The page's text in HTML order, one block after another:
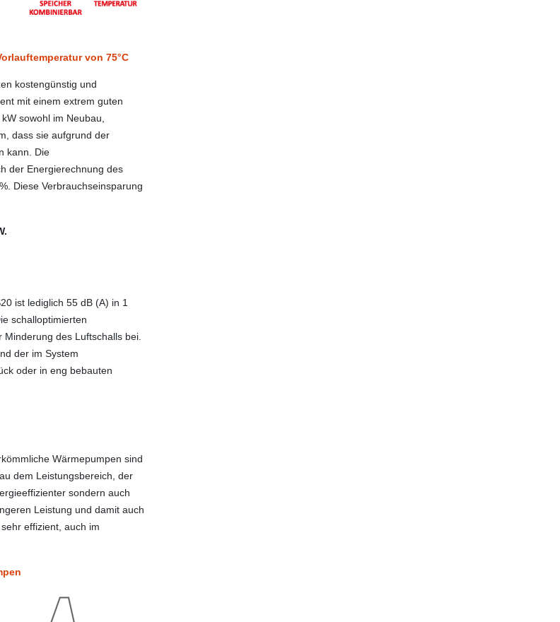
von 75°C
kostengünstig und
mit einem extrem guten
sowohl im Neubau,
dass sie aufgrund der
kann. Die
der Energierechnung des
Diese Verbrauchseinsparung
ist lediglich 55 dB (A) in 1
schalloptimierten
des Luftschalls bei.
der im System
oder in eng bebauten
Wärmepumpen sind
dem Leistungsbereich, der
sondern auch
Leistung und damit auch
effizient, auch im